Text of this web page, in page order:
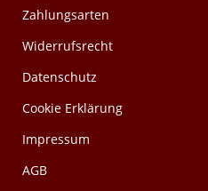
Zahlungsarten
Widerrufsrecht
Datenschutz
Cookie Erklärung
Impressum
AGB